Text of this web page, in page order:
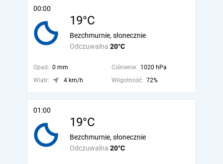
00:00
19°C
Odczuwalna 20°C
Bezchmurnie, słonecznie
Opad: 0 mm Ciśnienie: 1020 hPa
Wiatr:
4 km/h Wilgotność: 72%
01:00
19°C
Odczuwalna 20°C
Bezchmurnie, słonecznie